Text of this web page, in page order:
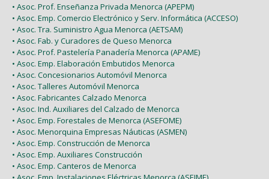
• Asoc. Prof. Enseñanza Privada Menorca (APEPM)
• Asoc. Emp. Comercio Electrónico y Serv. Informática (ACCESO)
• Asoc. Tra. Suministro Agua Menorca (AETSAM)
• Asoc. Fab. y Curadores de Queso Menorca
• Asoc. Prof. Pastelería Panadería Menorca (APAME)
• Asoc. Emp. Elaboración Embutidos Menorca
• Asoc. Concesionarios Automóvil Menorca
• Asoc. Talleres Automóvil Menorca
• Asoc. Fabricantes Calzado Menorca
• Asoc. Ind. Auxiliares del Calzado de Menorca
• Asoc. Emp. Forestales de Menorca (ASEFOME)
• Asoc. Menorquina Empresas Náuticas (ASMEN)
• Asoc. Emp. Construcción de Menorca
• Asoc. Emp. Auxiliares Construcción
• Asoc. Emp. Canteros de Menorca